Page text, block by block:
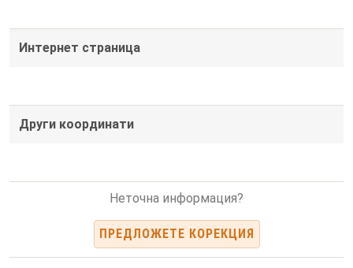
Интернет страница
Други координати
Неточна информация?
ПРЕДЛОЖЕТЕ КОРЕКЦИЯ